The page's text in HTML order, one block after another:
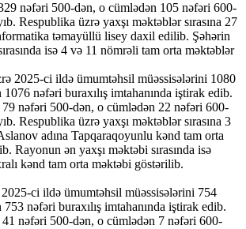
nəfəri 500-dən, o cümlədən 105 nəfəri 600-
Respublika üzrə yaxşı məktəblər sırasına 27
təmayüllü lisey daxil edilib. Şəhərin
isə 4 və 11 nömrəli tam orta məktəblər
2025-ci ildə ümumtəhsil müəssisələrini 1080
nəfəri buraxılış imtahanında iştirak edib.
79 nəfəri 500-dən, o cümlədən 22 nəfəri 600-
Respublika üzrə yaxşı məktəblər sırasına 3
adına Tapqaraqoyunlu kənd tam orta
Rayonun ən yaxşı məktəbi sırasında isə
kənd tam orta məktəbi göstərilib.
ci ildə ümumtəhsil müəssisələrini 754
nəfəri buraxılış imtahanında iştirak edib.
41 nəfəri 500-dən, o cümlədən 7 nəfəri 600-